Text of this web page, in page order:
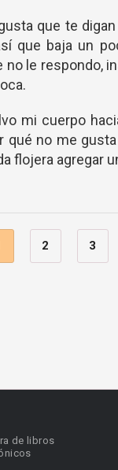
que te
que baja un
no le respondo,
mi cuerpo
qué no me
flojera agregar
2 3
de libros